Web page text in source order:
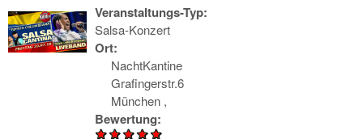
Veranstaltungs-Typ:
Salsa-Konzert
Ort:
NachtKantine
Grafingerstr.6
München ,
Bewertung: